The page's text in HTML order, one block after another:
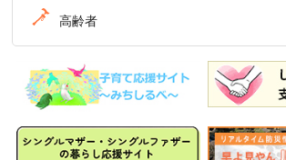
高齢者